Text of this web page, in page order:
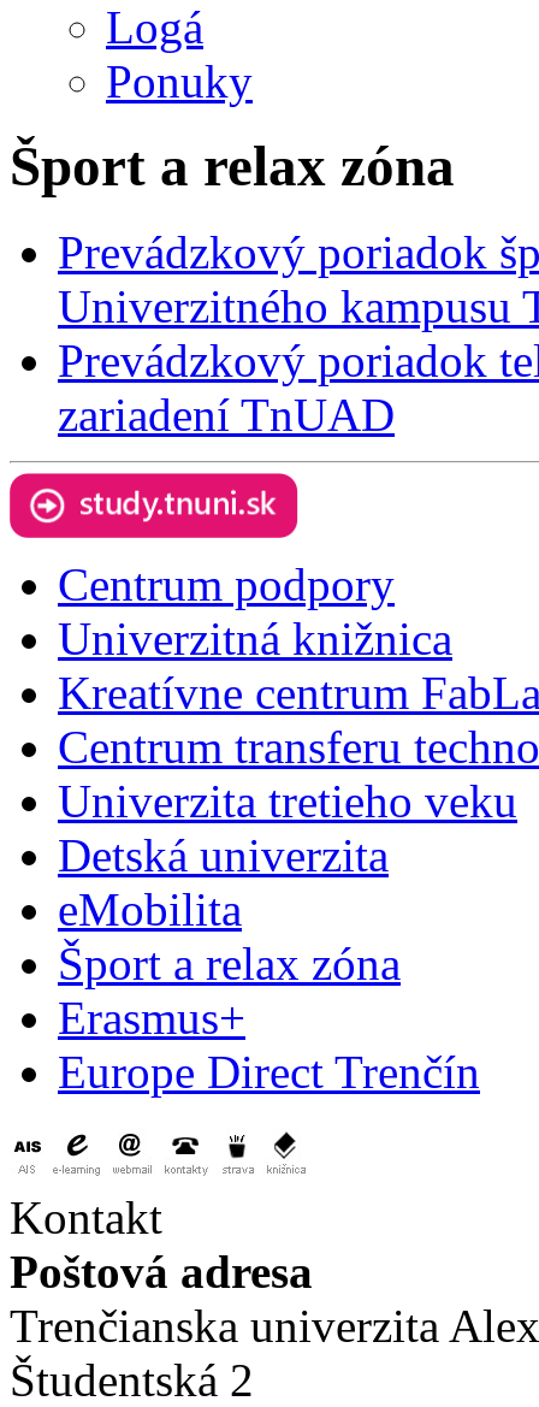
Logá
Ponuky
Šport a relax zóna
Prevádzkový poriadok
Univerzitného kampusu
Prevádzkový poriadok
zariadení TnUAD
Centrum podpory
Univerzitná knižnica
Kreatívne centrum
Centrum transferu
Univerzita tretieho veku
Detská univerzita
eMobilita
Šport a relax zóna
Erasmus+
Europe Direct Trenčín
Kontakt
Poštová adresa
Trenčianska univerzita
Študentská 2